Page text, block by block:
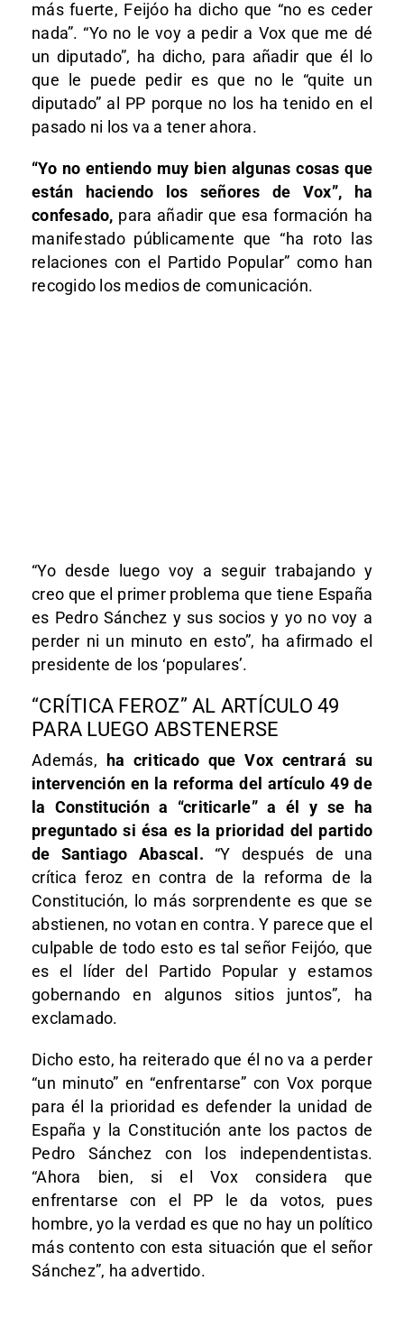
más fuerte, Feijóo ha dicho que “no es ceder
nada”. “Yo no le voy a pedir a Vox que me dé
un diputado”, ha dicho, para añadir que él lo
que le puede pedir es que no le “quite un
diputado” al PP porque no los ha tenido en el
pasado ni los va a tener ahora.
“Yo no entiendo muy bien algunas cosas que
están haciendo los señores de Vox”, ha
confesado, para añadir que esa formación ha
manifestado públicamente que “ha roto las
relaciones con el Partido Popular” como han
recogido los medios de comunicación.
“Yo desde luego voy a seguir trabajando y
creo que el primer problema que tiene España
es Pedro Sánchez y sus socios y yo no voy a
perder ni un minuto en esto”, ha afirmado el
presidente de los ‘populares’.
“CRÍTICA FEROZ” AL ARTÍCULO 49
PARA LUEGO ABSTENERSE
Además,
ha criticado que Vox centrará su
intervención en la reforma del artículo 49 de
la Constitución a “criticarle” a él y se ha
preguntado si ésa es la prioridad del partido
de Santiago Abascal. “Y después de una
crítica feroz en contra de la reforma de la
Constitución, lo más sorprendente es que se
abstienen, no votan en contra. Y parece que el
culpable de todo esto es tal señor Feijóo, que
es el líder del Partido Popular y estamos
gobernando en algunos sitios juntos”, ha
exclamado.
Dicho esto, ha reiterado que él no va a perder
“un minuto” en “enfrentarse” con Vox porque
para él la prioridad es defender la unidad de
España y la Constitución ante los pactos de
Pedro Sánchez con los independentistas.
“Ahora bien, si el Vox considera que
enfrentarse con el PP le da votos, pues
hombre, yo la verdad es que no hay un político
más contento con esta situación que el señor
Sánchez”, ha advertido.